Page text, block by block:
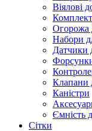
Віялові
Огорожа
Набори
Датчики
Клапани
Каністри
Ємність
Сітки